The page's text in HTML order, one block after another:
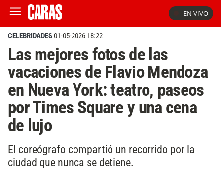
EN VIVO
CELEBRIDADES01-05-2026 18:22
Las mejores fotos de las
vacaciones de Flavio Mendoza
en Nueva York: teatro, paseos
por Times Square y una cena
de lujo
El coreógrafo compartió un recorrido por la
ciudad que nunca se detiene.